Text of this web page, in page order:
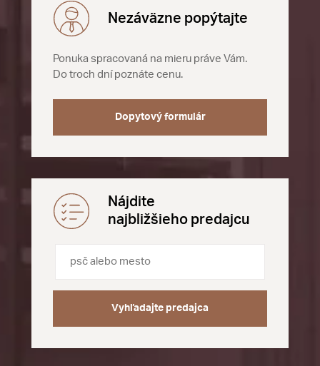
Nezáväzne popýtajte
Ponuka spracovaná na mieru práve Vám.
Do troch dní poznáte cenu.
Dopytový formulár
Nájdite
najbližšieho predajcu
Vyhľadajte predajca